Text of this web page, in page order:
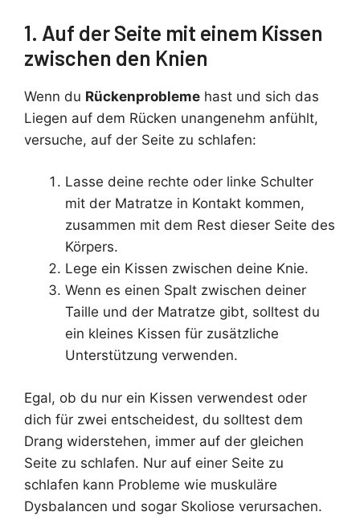
1. Auf der Seite mit einem Kissen
zwischen den Knien
Wenn du Rückenprobleme hast und sich das
Liegen auf dem Rücken unangenehm anfühlt,
versuche, auf der Seite zu schlafen:
Lasse deine rechte oder linke Schulter
mit der Matratze in Kontakt kommen,
zusammen mit dem Rest dieser Seite des
Körpers.
Lege ein Kissen zwischen deine Knie.
Wenn es einen Spalt zwischen deiner
Taille und der Matratze gibt, solltest du
ein kleines Kissen für zusätzliche
Unterstützung verwenden.
Egal, ob du nur ein Kissen verwendest oder
dich für zwei entscheidest, du solltest dem
Drang widerstehen, immer auf der gleichen
Seite zu schlafen. Nur auf einer Seite zu
schlafen kann Probleme wie muskuläre
Dysbalancen und sogar Skoliose verursachen.